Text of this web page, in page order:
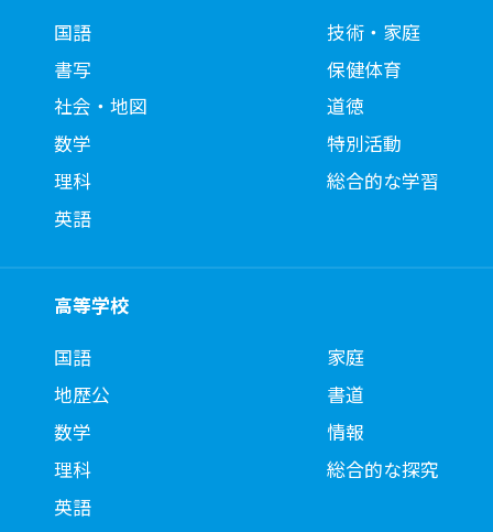
国語
書写
社会・地図
数学
理科
英語
技術・家庭
保健体育
道徳
特別活動
総合的な学習
高等学校
国語
地歴公
数学
理科
英語
家庭
書道
情報
総合的な探究